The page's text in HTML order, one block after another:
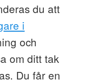
du att
i
och
om ditt tak
Du får en